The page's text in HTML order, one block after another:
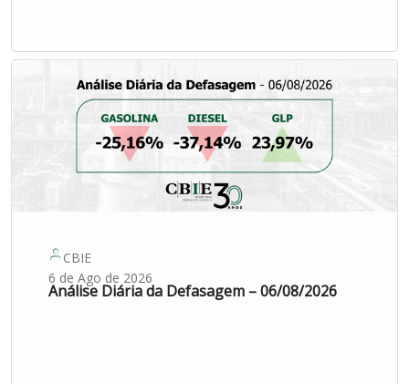
CBIE
6 de Ago de 2026
Análise Diária da Defasagem – 06/08/2026